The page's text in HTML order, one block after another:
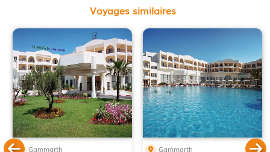
Voyages similaires
Gammarth
Gammarth